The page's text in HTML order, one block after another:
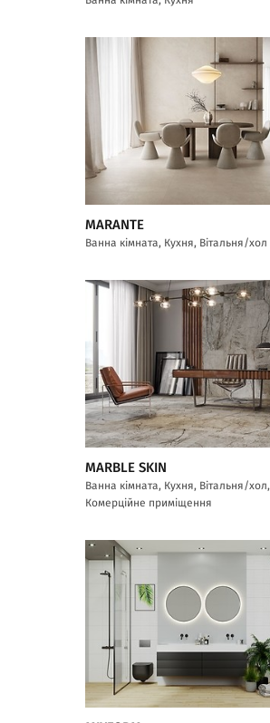
MARANTE
Ванна кімната, Кухня, Вітальня/хол
MARBLE SKIN
Ванна кімната, Кухня, Вітальня/хол,
Комерційне приміщення